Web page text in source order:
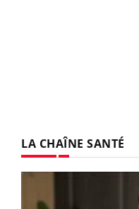
LA CHAÎNE SANTÉ